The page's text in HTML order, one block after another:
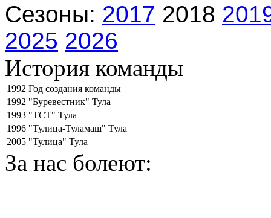
Сезоны: 2017 2018
2025 2026
История команды
1992 Год создания команды
1992 "Буревестник" Тула
1993 "ТСТ" Тула
1996 "Тулица-Туламаш" Тула
2005 "Тулица" Тула
За нас болеют: